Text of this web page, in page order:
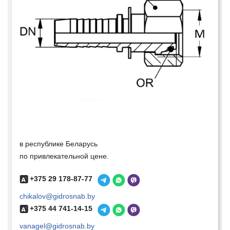
в республике Беларусь
по привлекательной цене.
+375 29 178-87-77
chikalov@gidrosnab.by
+375 44 741-14-15
vanagel@gidrosnab.by